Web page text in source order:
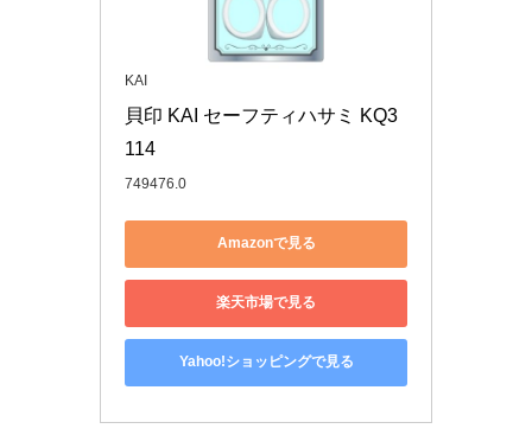
KAI
貝印 KAI セーフティハサミ KQ3
114
749476.0
Amazonで見る
楽天市場で見る
Yahoo!ショッピングで見る